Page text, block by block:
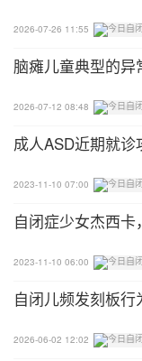
2026-07-26 11:55
脑瘫儿童典型的
2026-07-12 08:48
成人ASD近期就诊
2023-11-10 07:00
自闭症少女杰西
2023-11-10 06:00
自闭儿频发刻板行
2026-06-02 12:02